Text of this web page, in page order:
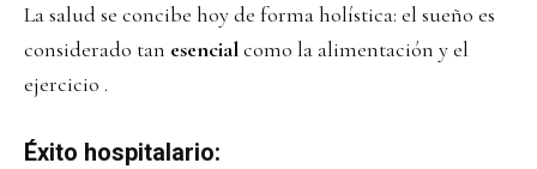
La salud se concibe hoy de forma holística: el sueño es
considerado tan esencialcomo la alimentación y el
ejercicio .
Éxito hospitalario: